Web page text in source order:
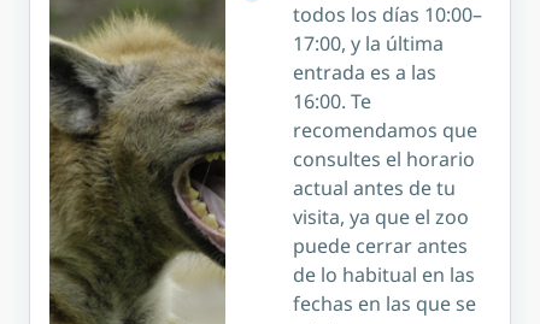
todos los días 10:00–
17:00, y la última
entrada es a las
16:00. Te
recomendamos que
consultes el horario
actual antes de tu
visita, ya que el zoo
puede cerrar antes
de lo habitual en las
fechas en las que se